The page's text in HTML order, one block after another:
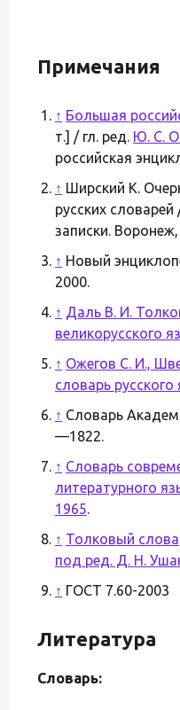
Примечания
↑ Большая
т.] / гл. ред. Ю. С.
российская
↑ Ширский К.
русских
записки.
↑ Новый
2000.
↑ Даль В. И.
великорусского
↑ Ожегов С. И.,
словарь русского
↑ Словарь
—1822.
↑ Словарь
литературного
1965.
↑ Толковый
под ред. Д. Н.
↑ ГОСТ 7.60-2003
Литература
Словарь: